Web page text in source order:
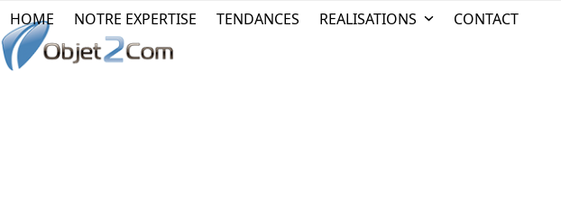
Skip
to
content
HOME NOTRE EXPERTISE TENDANCES REALISATIONS CONTACT